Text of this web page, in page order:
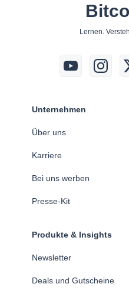
Lernen.
Unternehmen
Über uns
Karriere
Bei uns werben
Presse-Kit
Produkte & Insights
Newsletter
Deals und Gutscheine